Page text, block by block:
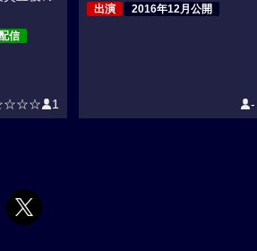
信
1
出演 2016年12月公開
-